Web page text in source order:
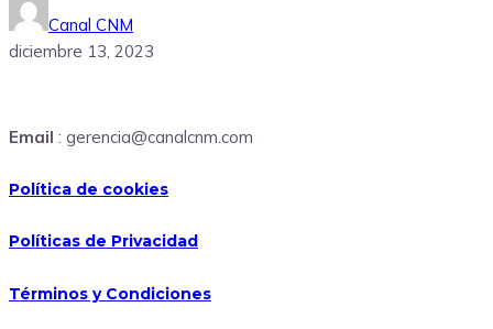
Canal CNM
diciembre 13, 2023
Email : gerencia@canalcnm.com
Política de cookies
Políticas de Privacidad
Términos y Condiciones